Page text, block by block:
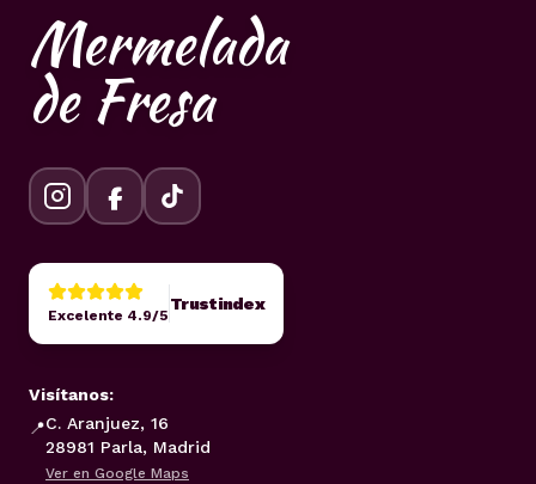
Mermelada
de Fresa
Excelente 4.9/5
Trustindex
Visítanos:
📍C. Aranjuez, 16
28981 Parla, Madrid
Ver en Google Maps